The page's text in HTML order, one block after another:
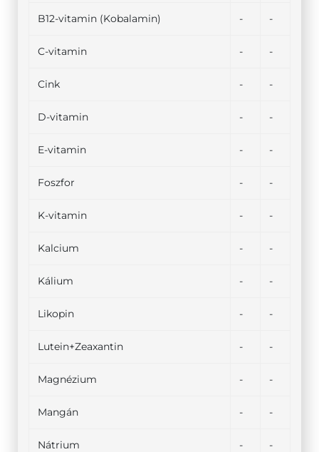
B12-vitamin (Kobalamin) - -
C-vitamin - -
Cink - -
D-vitamin - -
E-vitamin - -
Foszfor - -
K-vitamin - -
Kalcium - -
Kálium - -
Likopin - -
Lutein+Zeaxantin - -
Magnézium - -
Mangán - -
Nátrium - -